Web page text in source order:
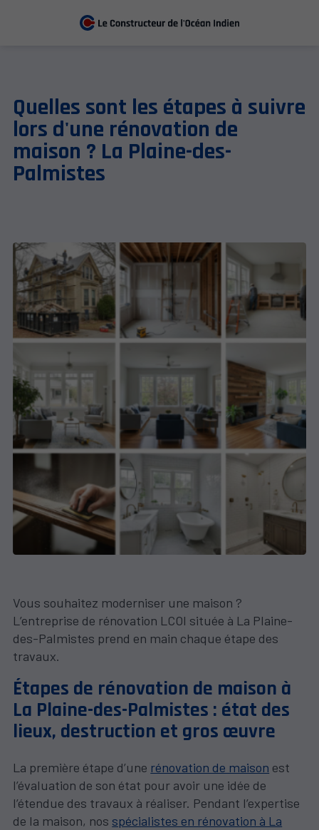
Quelles sont les étapes à suivre
lors d'une rénovation de
maison ? La Plaine-des-
Palmistes
Vous souhaitez moderniser une maison ?
L’entreprise de rénovation LCOI située à La Plaine-
des-Palmistes prend en main chaque étape des
travaux.
Étapes de rénovation de maison à
La Plaine-des-Palmistes : état des
lieux, destruction et gros œuvre
La première étape d’une rénovation de maison est
l’évaluation de son état pour avoir une idée de
l’étendue des travaux à réaliser. Pendant l’expertise
de la maison, nos spécialistes en rénovation à La